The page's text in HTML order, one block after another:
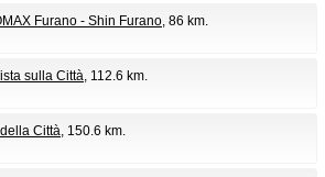
Furano - Shin Furano, 86 km.
sulla Città, 112.6 km.
Città, 150.6 km.